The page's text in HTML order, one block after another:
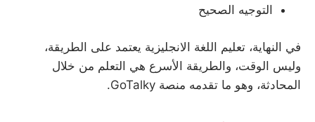
التوجيه الصحيح
في النهاية، تعليم اللغة الانجليزية يعتمد على الطريقة،
وليس الوقت، والطريقة الأسرع هي التعلم من خلال
المحادثة، وهو ما تقدمه منصة GoTalky.